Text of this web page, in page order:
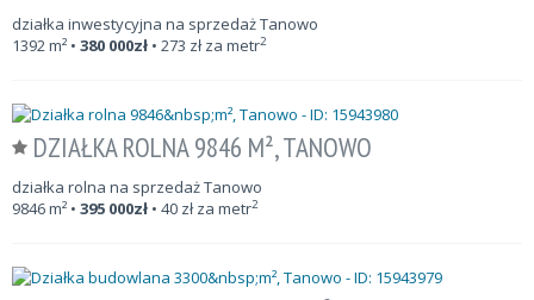
działka inwestycyjna na sprzedaż Tanowo
1392m² • 380 000zł • 273 zł za metr2
DZIAŁKA ROLNA 9846 M², TANOWO
działka rolna na sprzedaż Tanowo
9846m² • 395 000zł • 40 zł za metr2